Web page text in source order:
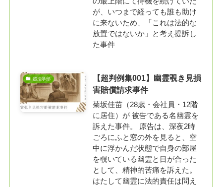
が、いつまで経っても誰も助け
に来ないため、「これは法的な
放置ではないか」と考え提訴し
た事件
超法学部
【超判例集001】幽霊覗き見損
害賠償請求事件
菊坂佳苗（28歳・会社員・12階
に居住）が 被告である名幽霊を
訴えた事件。 原告は、深夜2時
ごろにふと窓の外を見ると、空
中に浮かんだ状態で自身の部屋
を覗いている幽霊と目が合った
として、精神的苦痛を訴えた。
はたして幽霊に法的責任は問え